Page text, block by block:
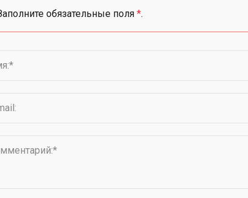
обязательные поля *.